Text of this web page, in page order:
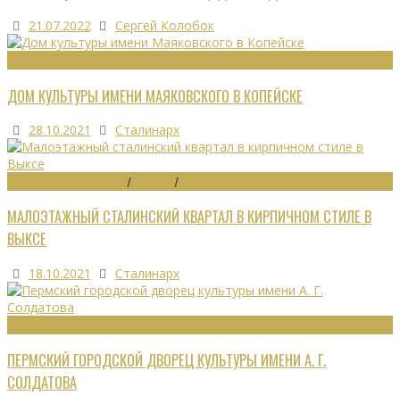
21.07.2022 Сергей Колобок
ДОМ КУЛЬТУРЫ ИМЕНИ МАЯКОВСКОГО В КОПЕЙСКЕ
28.10.2021 Сталинарх
/ /
МАЛОЭТАЖНЫЙ СТАЛИНСКИЙ КВАРТАЛ В КИРПИЧНОМ СТИЛЕ В
ВЫКСЕ
18.10.2021 Сталинарх
ПЕРМСКИЙ ГОРОДСКОЙ ДВОРЕЦ КУЛЬТУРЫ ИМЕНИ А. Г.
СОЛДАТОВА